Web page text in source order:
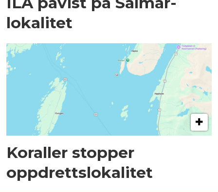
lokalitet
Koraller stopper
oppdrettslokalitet